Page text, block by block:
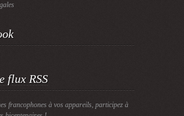
flux RSS
francophones à vos appareils, participez à